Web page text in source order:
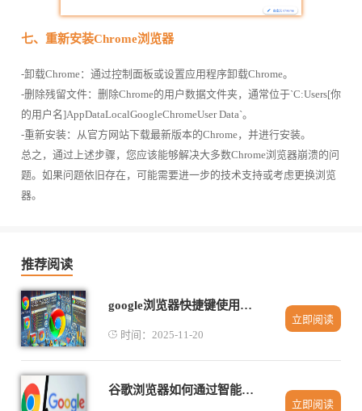
七、重新安装Chrome浏览器
-卸载Chrome：通过控制面板或设置应用程序卸载Chrome。
-删除残留文件：删除Chrome的用户数据文件夹，通常位于`C:Users[你
的用户名]AppDataLocalGoogleChromeUser Data`。
-重新安装：从官方网站下载最新版本的Chrome，并进行安装。
总之，通过上述步骤，您应该能够解决大多数Chrome浏览器崩溃的问
题。如果问题依旧存在，可能需要进一步的技术支持或考虑更换浏览
器。
推荐阅读
google浏览器快捷键使用技巧汇总
时间：2025-11-20
立即阅读
谷歌浏览器如何通过智能加载优化网页速度
立即阅读